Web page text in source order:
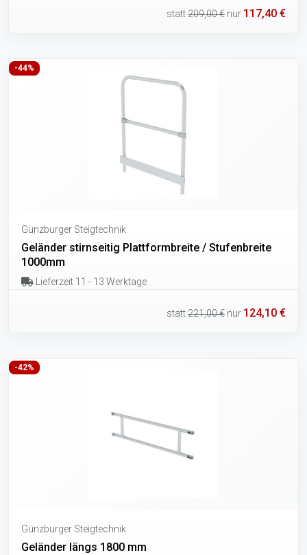
statt209,00 € nur 117,40 €
-44%
Günzburger Steigtechnik
Geländer stirnseitig Plattformbreite / Stufenbreite
1000mm
Lieferzeit 11 - 13 Werktage
statt221,00 € nur 124,10 €
-42%
Günzburger Steigtechnik
Geländer längs 1800 mm